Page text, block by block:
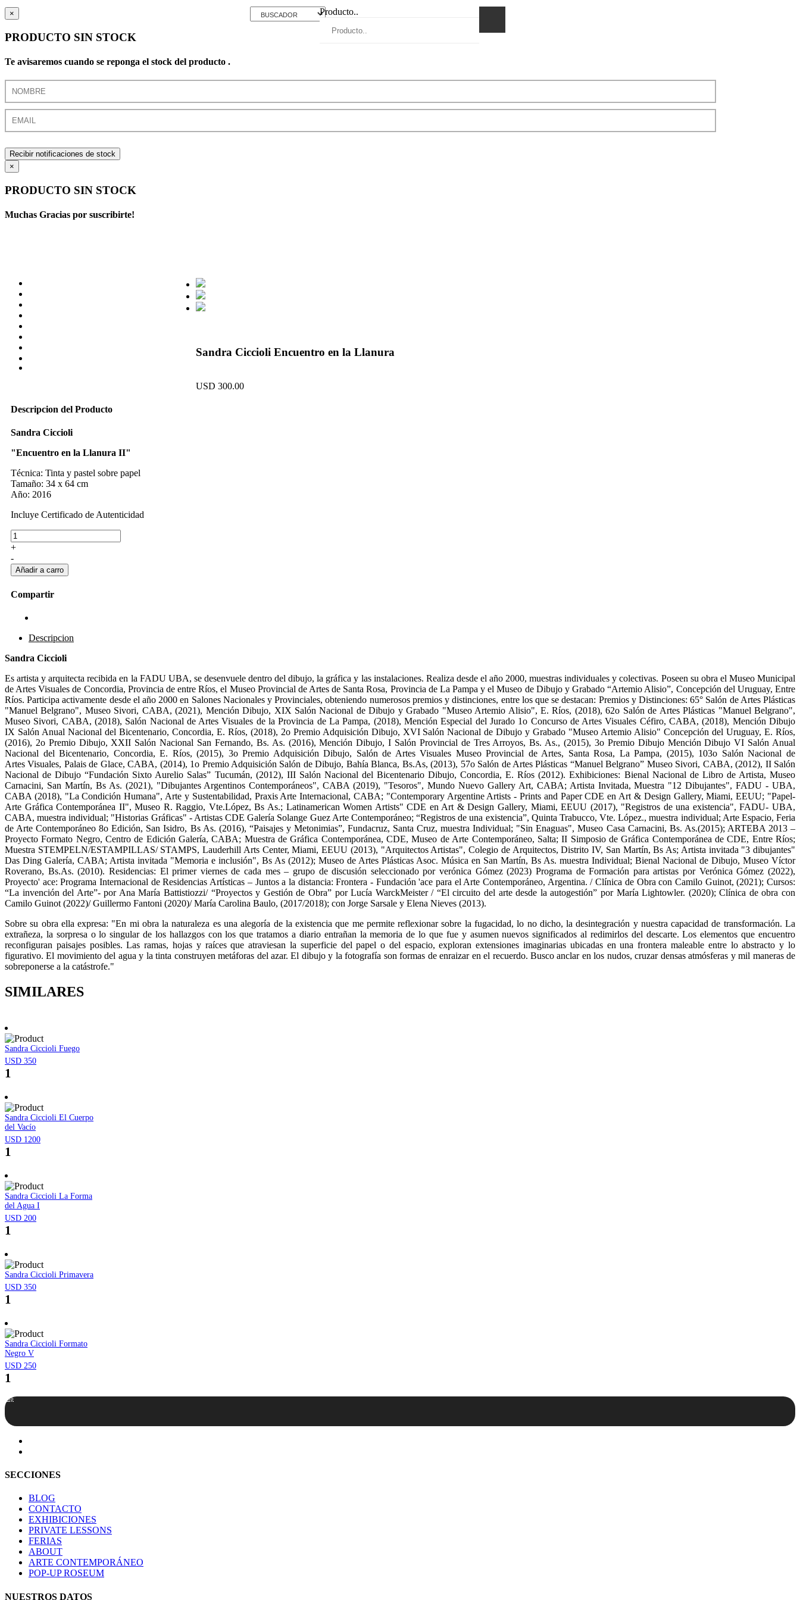
×
PRODUCTO SIN STOCK
Te avisaremos cuando se reponga el stock del producto .
Recibir notificaciones de stock
×
PRODUCTO SIN STOCK
Muchas Gracias por suscribirte!
Producto..
Sandra Ciccioli Encuentro en la Llanura
USD 300.00
Descripcion del Producto
Sandra Ciccioli
"Encuentro en la Llanura II"
Técnica: Tinta y pastel sobre papel
Tamaño: 34 x 64 cm
Año: 2016
Incluye Certificado de Autenticidad
+
-
Compartir
Descripcion
Sandra Ciccioli
Es artista y arquitecta recibida en la FADU UBA, se desenvuele dentro del dibujo, la gráfica y las instalaciones. Realiza desde el año 2000, muestras individuales y colectivas. Poseen su obra el Museo Municipal
de Artes Visuales de Concordia, Provincia de entre Ríos, el Museo Provincial de Artes de Santa Rosa, Provincia de La Pampa y el Museo de Dibujo y Grabado “Artemio Alisio”, Concepción del Uruguay, Entre
Ríos. Participa activamente desde el año 2000 en Salones Nacionales y Provinciales, obteniendo numerosos premios y distinciones, entre los que se destacan: Premios y Distinciones: 65° Salón de Artes Plásticas
"Manuel Belgrano", Museo Sivori, CABA, (2021), Mención Dibujo, XIX Salón Nacional de Dibujo y Grabado "Museo Artemio Alisio", E. Ríos, (2018), 62o Salón de Artes Plásticas "Manuel Belgrano",
Museo Sivori, CABA, (2018), Salón Nacional de Artes Visuales de la Provincia de La Pampa, (2018), Mención Especial del Jurado 1o Concurso de Artes Visuales Céfiro, CABA, (2018), Mención Dibujo
IX Salón Anual Nacional del Bicentenario, Concordia, E. Ríos, (2018), 2o Premio Adquisición Dibujo, XVI Salón Nacional de Dibujo y Grabado "Museo Artemio Alisio" Concepción del Uruguay, E. Ríos,
(2016), 2o Premio Dibujo, XXII Salón Nacional San Fernando, Bs. As. (2016), Mención Dibujo, I Salón Provincial de Tres Arroyos, Bs. As., (2015), 3o Premio Dibujo Mención Dibujo VI Salón Anual
Nacional del Bicentenario, Concordia, E. Ríos, (2015), 3o Premio Adquisición Dibujo, Salón de Artes Visuales Museo Provincial de Artes, Santa Rosa, La Pampa, (2015), 103o Salón Nacional de
Artes Visuales, Palais de Glace, CABA, (2014), 1o Premio Adquisición Salón de Dibujo, Bahía Blanca, Bs.As, (2013), 57o Salón de Artes Plásticas “Manuel Belgrano” Museo Sivori, CABA, (2012), II Salón
Nacional de Dibujo “Fundación Sixto Aurelio Salas” Tucumán, (2012), III Salón Nacional del Bicentenario Dibujo, Concordia, E. Ríos (2012). Exhibiciones: Bienal Nacional de Libro de Artista, Museo
Carnacini, San Martín, Bs As. (2021), "Dibujantes Argentinos Contemporáneos", CABA (2019), "Tesoros", Mundo Nuevo Gallery Art, CABA; Artista Invitada, Muestra "12 Dibujantes", FADU - UBA,
CABA (2018), "La Condición Humana", Arte y Sustentabilidad, Praxis Arte Internacional, CABA; "Contemporary Argentine Artists - Prints and Paper CDE en Art & Design Gallery, Miami, EEUU; "Papel-
Arte Gráfica Contemporánea II", Museo R. Raggio, Vte.López, Bs As.; Latinamerican Women Artists" CDE en Art & Design Gallery, Miami, EEUU (2017), "Registros de una existencia", FADU- UBA,
CABA, muestra individual; "Historias Gráficas" - Artistas CDE Galería Solange Guez Arte Contemporáneo; “Registros de una existencia”, Quinta Trabucco, Vte. López., muestra individual; Arte Espacio, Feria
de Arte Contemporáneo 8o Edición, San Isidro, Bs As. (2016), “Paisajes y Metonimias”, Fundacruz, Santa Cruz, muestra Individual; "Sin Enaguas", Museo Casa Carnacini, Bs. As.(2015); ARTEBA 2013 –
Proyecto Formato Negro, Centro de Edición Galería, CABA; Muestra de Gráfica Contemporánea, CDE, Museo de Arte Contemporáneo, Salta; II Simposio de Gráfica Contemporánea de CDE, Entre Ríos;
Muestra STEMPELN/ESTAMPILLAS/ STAMPS, Lauderhill Arts Center, Miami, EEUU (2013), "Arquitectos Artistas", Colegio de Arquitectos, Distrito IV, San Martín, Bs As; Artista invitada "3 dibujantes"
Das Ding Galería, CABA; Artista invitada "Memoria e inclusión", Bs As (2012); Museo de Artes Plásticas Asoc. Música en San Martín, Bs As. muestra Individual; Bienal Nacional de Dibujo, Museo Víctor
Roverano, Bs.As. (2010). Residencias: El primer viernes de cada mes – grupo de discusión seleccionado por verónica Gómez (2023) Programa de Formación para artistas por Verónica Gómez (2022),
Proyecto' ace: Programa Internacional de Residencias Artísticas – Juntos a la distancia: Frontera - Fundación 'ace para el Arte Contemporáneo, Argentina. / Clínica de Obra con Camilo Guinot, (2021); Cursos:
“La invención del Arte”- por Ana María Battistiozzi/ “Proyectos y Gestión de Obra” por Lucía WarckMeister / “El circuito del arte desde la autogestión” por María Lightowler. (2020); Clínica de obra con
Camilo Guinot (2022)/ Guillermo Fantoni (2020)/ María Carolina Baulo, (2017/2018); con Jorge Sarsale y Elena Nieves (2013).
Sobre su obra ella expresa: "En mi obra la naturaleza es una alegoría de la existencia que me permite reflexionar sobre la fugacidad, lo no dicho, la desintegración y nuestra capacidad de transformación. La
extrañeza, la sorpresa o lo singular de los hallazgos con los que tratamos a diario entrañan la memoria de lo que fue y asumen nuevos significados al redimirlos del descarte. Los elementos que encuentro
reconfiguran paisajes posibles. Las ramas, hojas y raíces que atraviesan la superficie del papel o del espacio, exploran extensiones imaginarias ubicadas en una frontera maleable entre lo abstracto y lo
figurativo. El movimiento del agua y la tinta construyen metáforas del azar. El dibujo y la fotografía son formas de enraizar en el recuerdo. Busco anclar en los nudos, cruzar densas atmósferas y mil maneras de
sobreponerse a la catástrofe."
SIMILARES
Sandra Ciccioli Fuego
USD 350
1
Sandra Ciccioli El Cuerpo
del Vacío
USD 1200
1
Sandra Ciccioli La Forma
del Agua I
USD 200
1
Sandra Ciccioli Primavera
USD 350
1
Sandra Ciccioli Formato
Negro V
USD 250
1
Top
SECCIONES
BLOG
CONTACTO
EXHIBICIONES
PRIVATE LESSONS
FERIAS
ABOUT
ARTE CONTEMPORÁNEO
POP-UP ROSEUM
NUESTROS DATOS